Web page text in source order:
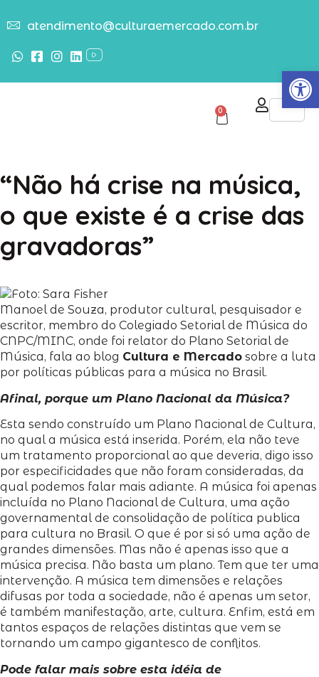
Abrir
atendimento@culturaemercado.com.br
0
“Não há crise na música,
o que existe é a crise das
gravadoras”
Manoel de Souza, produtor cultural, pesquisador e
escritor, membro do Colegiado Setorial de Música do
CNPC/MINC, onde foi relator do Plano Setorial de
Música, fala ao blog Cultura e Mercado sobre a luta
por políticas públicas para a música no Brasil.
Afinal, porque um Plano Nacional da Música?
Esta sendo construído um Plano Nacional de Cultura,
no qual a música está inserida. Porém, ela não teve
um tratamento proporcional ao que deveria, digo isso
por especificidades que não foram consideradas, da
qual podemos falar mais adiante. A música foi apenas
incluída no Plano Nacional de Cultura, uma ação
governamental de consolidação de política publica
para cultura no Brasil. O que é por si só uma ação de
grandes dimensões. Mas não é apenas isso que a
música precisa. Não basta um plano. Tem que ter uma
intervenção. A música tem dimensões e relações
difusas por toda a sociedade, não é apenas um setor,
é também manifestação, arte, cultura. Enfim, está em
tantos espaços de relações distintas que vem se
tornando um campo gigantesco de conflitos.
Pode falar mais sobre esta idéia de